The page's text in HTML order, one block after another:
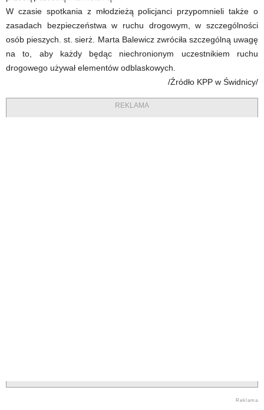
W czasie spotkania z młodzieżą policjanci przypomnieli także o
zasadach bezpieczeństwa w ruchu drogowym, w szczególności
osób pieszych. st. sierż. Marta Balewicz zwróciła szczególną uwagę
na to, aby każdy będąc niechronionym uczestnikiem ruchu
drogowego używał elementów odblaskowych.
/Źródło KPP w Świdnicy/
REKLAMA